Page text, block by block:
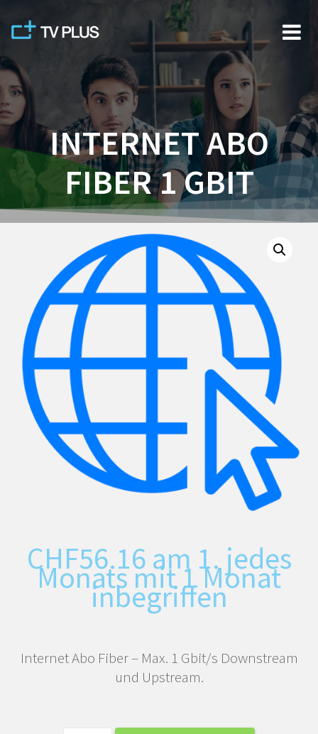
Skip
content
INTERNET ABO
FIBER 1 GBIT
CHF56.16 am 1. jedes
Monats mit 1 Monat
inbegriffen
Internet Abo Fiber – Max. 1 Gbit/s Downstream
und Upstream.